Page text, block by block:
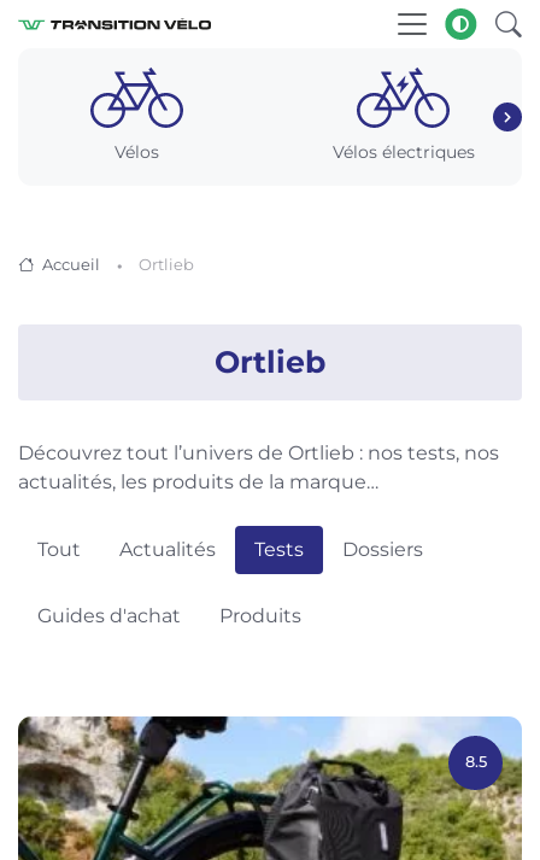
Vélos Vélos électriques
Accueil Ortlieb
Ortlieb
Découvrez tout l’univers de Ortlieb : nos tests, nos
actualités, les produits de la marque…
Tout Actualités Tests Dossiers
Guides d'achat Produits
8.5